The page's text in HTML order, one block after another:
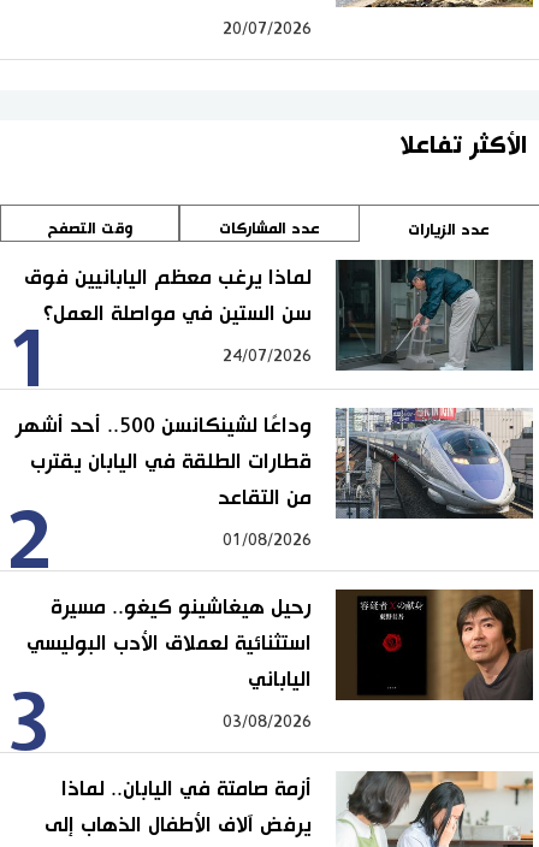
20/07/2026
الأكثر تفاعلا
عدد الزيارات عدد المشاركات وقت التصفح
1
لماذا يرغب معظم اليابانيين فوق
سن الستين في مواصلة العمل؟
24/07/2026
2
وداعًا لشينكانسن 500.. أحد أشهر
قطارات الطلقة في اليابان يقترب
من التقاعد
01/08/2026
3
رحيل هيغاشينو كيغو.. مسيرة
استثنائية لعملاق الأدب البوليسي
الياباني
03/08/2026
أزمة صامتة في اليابان.. لماذا
يرفض آلاف الأطفال الذهاب إلى